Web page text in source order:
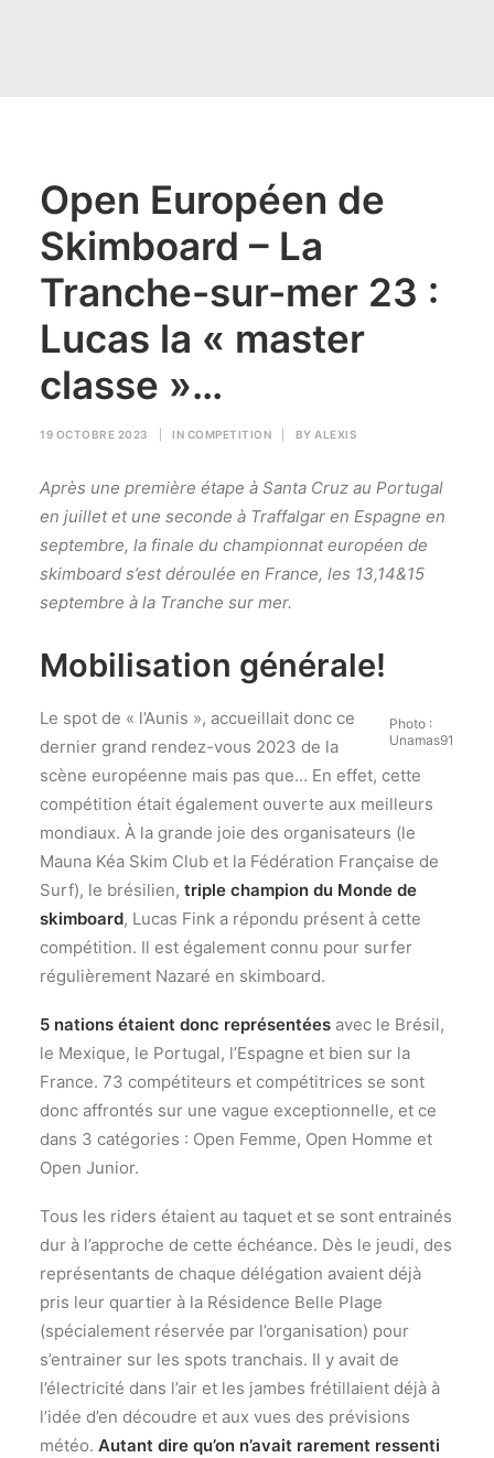
Open Européen de
Skimboard – La
Tranche-sur-mer 23 :
Lucas la « master
classe »…
19 OCTOBRE 2023 IN COMPETITION BY ALEXIS
Après une première étape à Santa Cruz au Portugal
en juillet et une seconde à Traffalgar en Espagne en
septembre, la finale du championnat européen de
skimboard s’est déroulée en France, les 13,14&15
septembre à la Tranche sur mer.
Mobilisation générale!
Photo :
Unamas91
Le spot de « l’Aunis », accueillait donc ce
dernier grand rendez-vous 2023 de la
scène européenne mais pas que… En effet, cette
compétition était également ouverte aux meilleurs
mondiaux. À la grande joie des organisateurs (le
Mauna Kéa Skim Club et la Fédération Française de
Surf), le brésilien, triple champion du Monde de
skimboard, Lucas Fink a répondu présent à cette
compétition. Il est également connu pour surfer
régulièrement Nazaré en skimboard.
5 nations étaient donc représentées avec le Brésil,
le Mexique, le Portugal, l’Espagne et bien sur la
France. 73 compétiteurs et compétitrices se sont
donc affrontés sur une vague exceptionnelle, et ce
dans 3 catégories : Open Femme, Open Homme et
Open Junior.
Tous les riders étaient au taquet et se sont entrainés
dur à l’approche de cette échéance. Dès le jeudi, des
représentants de chaque délégation avaient déjà
pris leur quartier à la Résidence Belle Plage
(spécialement réservée par l’organisation) pour
s’entrainer sur les spots tranchais. Il y avait de
l’électricité dans l’air et les jambes frétillaient déjà à
l’idée d’en découdre et aux vues des prévisions
météo. Autant dire qu’on n’avait rarement ressenti